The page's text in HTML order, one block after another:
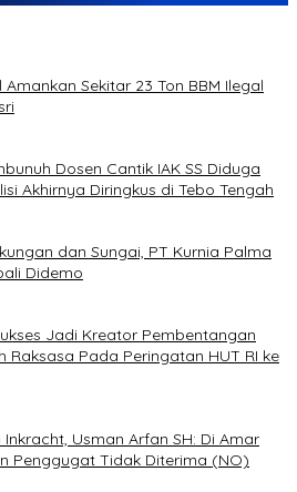
Sekitar 23 Ton BBM Ilegal
Dosen Cantik IAK SS Diduga
Akhirnya Diringkus di Tebo Tengah
dan Sungai, PT Kurnia Palma
Didemo
Jadi Kreator Pembentangan
Raksasa Pada Peringatan HUT RI ke
Usman Arfan SH: Di Amar
Penggugat Tidak Diterima (NO)